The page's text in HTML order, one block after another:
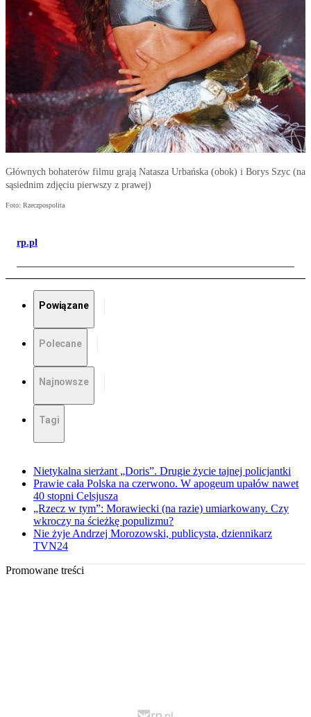
Głównych bohaterów filmu grają Natasza Urbańska (obok) i Borys Szyc (na
sąsiednim zdjęciu pierwszy z prawej)
Foto: Rzeczpospolita
rp.pl
Powiązane
Polecane
Najnowsze
Tagi
Nietykalna sierżant „Doris”. Drugie życie tajnej policjantki
Prawie cała Polska na czerwono. W apogeum upałów nawet
40 stopni Celsjusza
„Rzecz w tym”: Morawiecki (na razie) umiarkowany. Czy
wkroczy na ścieżkę populizmu?
Nie żyje Andrzej Morozowski, publicysta, dziennikarz
TVN24
Promowane treści